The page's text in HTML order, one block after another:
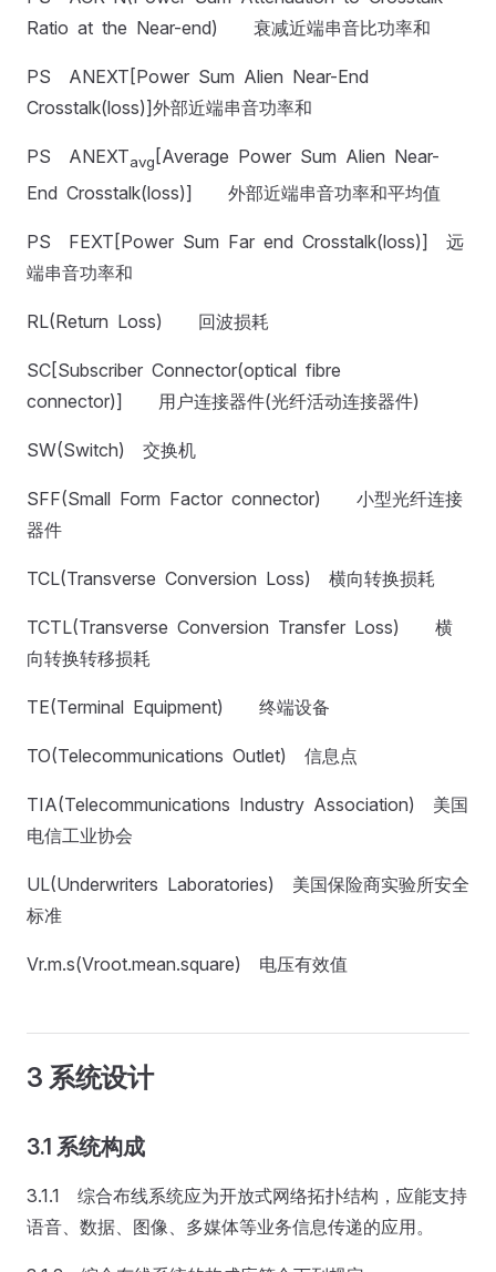
Ratio at the Near-end) 衰减近端串音比功率和
PS ANEXT[Power Sum Alien Near-End
Crosstalk(loss)]外部近端串音功率和
PS ANEXTavg [Average Power Sum Alien Near-
End Crosstalk(loss)] 外部近端串音功率和平均值
PS FEXT[Power Sum Far end Crosstalk(loss)] 远
端串音功率和
RL(Return Loss) 回波损耗
SC[Subscriber Connector(optical fibre
connector)] 用户连接器件(光纤活动连接器件)
SW(Switch) 交换机
SFF(Small Form Factor connector) 小型光纤连接
器件
TCL(Transverse Conversion Loss) 横向转换损耗
TCTL(Transverse Conversion Transfer Loss) 横
向转换转移损耗
TE(Terminal Equipment) 终端设备
TO(Telecommunications Outlet) 信息点
TIA(Telecommunications Industry Association) 美国
电信工业协会
UL(Underwriters Laboratories) 美国保险商实验所安全
标准
Vr.m.s(Vroot.mean.square) 电压有效值
3 系统设计
3.1 系统构成
3.1.1 综合布线系统应为开放式网络拓扑结构，应能支持
语音、数据、图像、多媒体等业务信息传递的应用。